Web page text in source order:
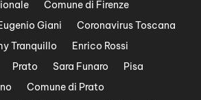
Comune di Firenze
Giani
Coronavirus Toscana
Tranquillo
Enrico Rossi
Prato Sara Funaro
Pisa
Comune di Prato